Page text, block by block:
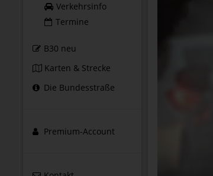
Verkehrsinfo
Termine
B30 neu
Karten & Strecke
Die Bundesstraße
Premium-Account